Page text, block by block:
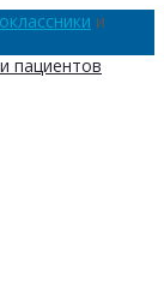
пациентов
и